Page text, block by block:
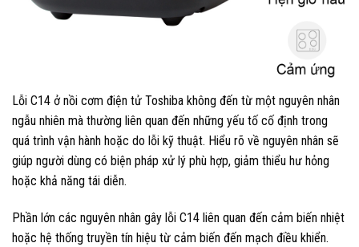
Lỗi C14 ở nồi cơm điện tử Toshiba không đến từ một nguyên nhân
ngẫu nhiên mà thường liên quan đến những yếu tố cố định trong
quá trình vận hành hoặc do lỗi kỹ thuật. Hiểu rõ về nguyên nhân sẽ
giúp người dùng có biện pháp xử lý phù hợp, giảm thiểu hư hỏng
hoặc khả năng tái diễn.
Phần lớn các nguyên nhân gây lỗi C14 liên quan đến cảm biến nhiệt
hoặc hệ thống truyền tín hiệu từ cảm biến đến mạch điều khiển.